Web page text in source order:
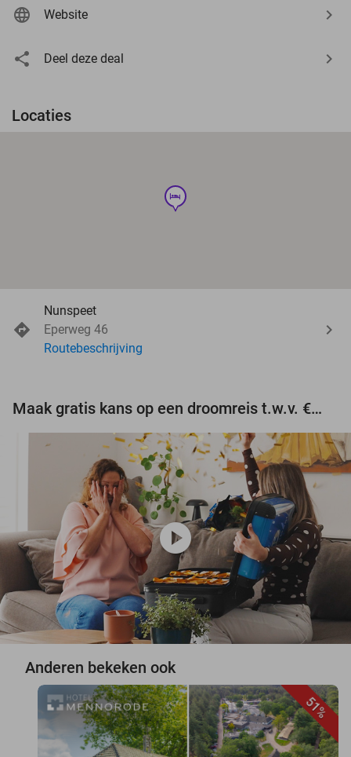
Website
Deel deze deal
Locaties
hotel
Nunspeet
Eperweg 46
Routebeschrijving
Maak gratis kans op een droomreis t.w.v. €3.000!
play_circle
Anderen bekeken ook
51%